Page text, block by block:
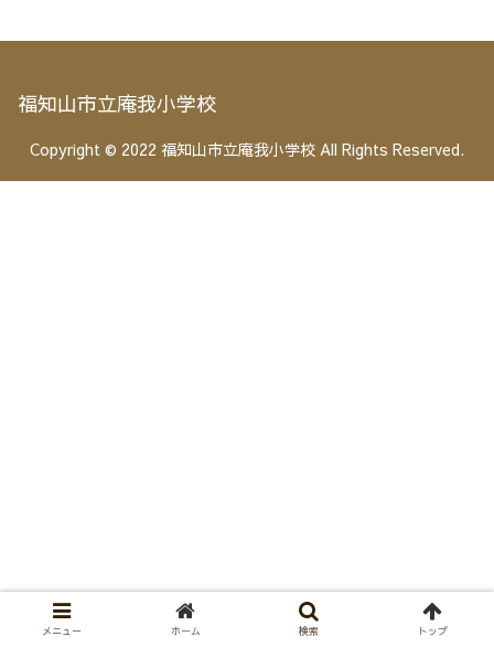
福知山市立庵我小学校
Copyright © 2022 福知山市立庵我小学校 All Rights Reserved.
メニュー ホーム 検索 トップ